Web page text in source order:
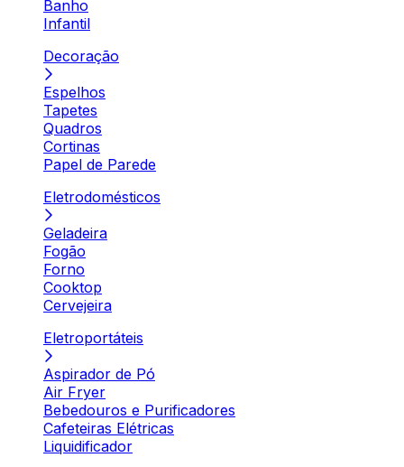
Banho
Infantil
Decoração
Espelhos
Tapetes
Quadros
Cortinas
Papel de Parede
Eletrodomésticos
Geladeira
Fogão
Forno
Cooktop
Cervejeira
Eletroportáteis
Aspirador de Pó
Air Fryer
Bebedouros e Purificadores
Cafeteiras Elétricas
Liquidificador